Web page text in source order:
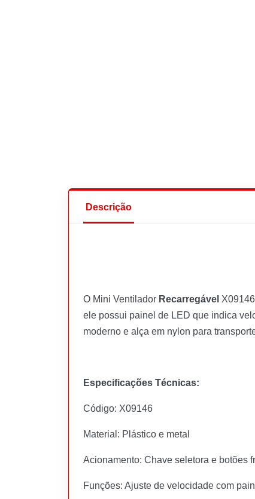
Descrição
O Mini Ventilador Recarregável
ele possui painel de LED que indica
moderno e alça em nylon para
Especificações Técnicas:
Código: X09146
Material: Plástico e metal
Acionamento: Chave seletora e botões
Funções: Ajuste de velocidade com